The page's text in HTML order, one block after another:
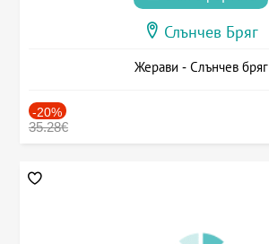
Слънчев Бряг
Жерави - Слънчев бряг
-20%
35.28€